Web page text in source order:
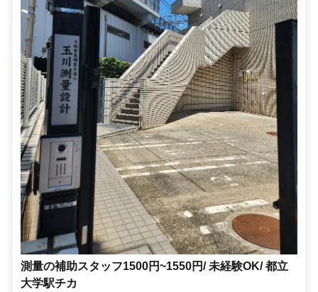
測量の補助スタッフ1500円~1550円/ 未経験OK/ 都立
大学駅チカ